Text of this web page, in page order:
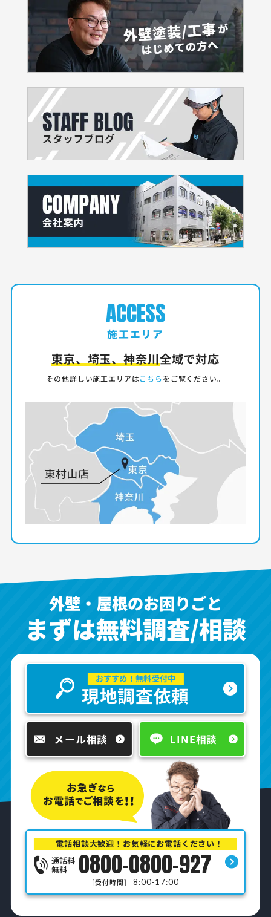
ACCESS
施工エリア
東京、埼玉、神奈川全域で対応
その他詳しい施工エリアはこちらをご覧ください。
外壁・屋根のお困りごと
まずは無料調査/相談
おすすめ！無料受付中
現地調査依頼
メール相談 LINE相談
電話相談大歓迎！お気軽にお電話ください！
通話料
無料 0800-0800-927
[受付時間] 8:00-17:00